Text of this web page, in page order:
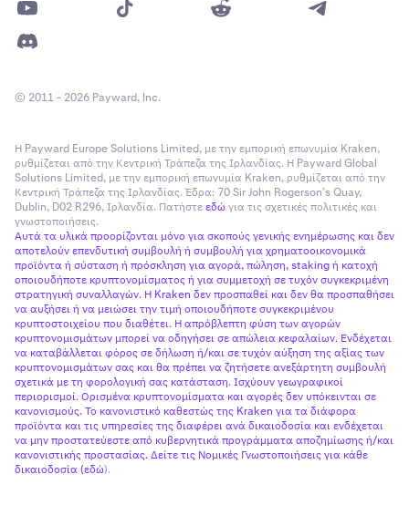
© 2011 - 2026 Payward, Inc.
Η Payward Europe Solutions Limited, με την εμπορική επωνυμία Kraken,
ρυθμίζεται από την Κεντρική Τράπεζα της Ιρλανδίας. Η Payward Global
Solutions Limited, με την εμπορική επωνυμία Kraken, ρυθμίζεται από την
Κεντρική Τράπεζα της Ιρλανδίας. Έδρα: 70 Sir John Rogerson’s Quay,
Dublin, D02 R296, Ιρλανδία. Πατήστεεδώγια τις σχετικές πολιτικές και
γνωστοποιήσεις.
Αυτά τα υλικά προορίζονται μόνο για σκοπούς γενικής ενημέρωσης και δεν
αποτελούν επενδυτική συμβουλή ή συμβουλή για χρηματοοικονομικά
προϊόντα ή σύσταση ή πρόσκληση για αγορά, πώληση, staking ή κατοχή
οποιουδήποτε κρυπτονομίσματος ή για συμμετοχή σε τυχόν συγκεκριμένη
στρατηγική συναλλαγών. Η Kraken δεν προσπαθεί και δεν θα προσπαθήσει
να αυξήσει ή να μειώσει την τιμή οποιουδήποτε συγκεκριμένου
κρυπτοστοιχείου που διαθέτει. Η απρόβλεπτη φύση των αγορών
κρυπτονομισμάτων μπορεί να οδηγήσει σε απώλεια κεφαλαίων. Ενδέχεται
να καταβάλλεται φόρος σε δήλωση ή/και σε τυχόν αύξηση της αξίας των
κρυπτονομισμάτων σας και θα πρέπει να ζητήσετε ανεξάρτητη συμβουλή
σχετικά με τη φορολογική σας κατάσταση. Ισχύουν γεωγραφικοί
περιορισμοί. Ορισμένα κρυπτονομίσματα και αγορές δεν υπόκεινται σε
κανονισμούς. Το κανονιστικό καθεστώς της Kraken για τα διάφορα
προϊόντα και τις υπηρεσίες της διαφέρει ανά δικαιοδοσία και ενδέχεται
να μην προστατεύεστε από κυβερνητικά προγράμματα αποζημίωσης ή/και
κανονιστικής προστασίας. Δείτε τις Νομικές Γνωστοποιήσεις για κάθε
δικαιοδοσία (εδώ).